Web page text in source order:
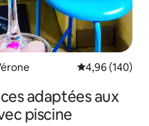
Évaluation
4,96 (140)
adaptées aux
piscine